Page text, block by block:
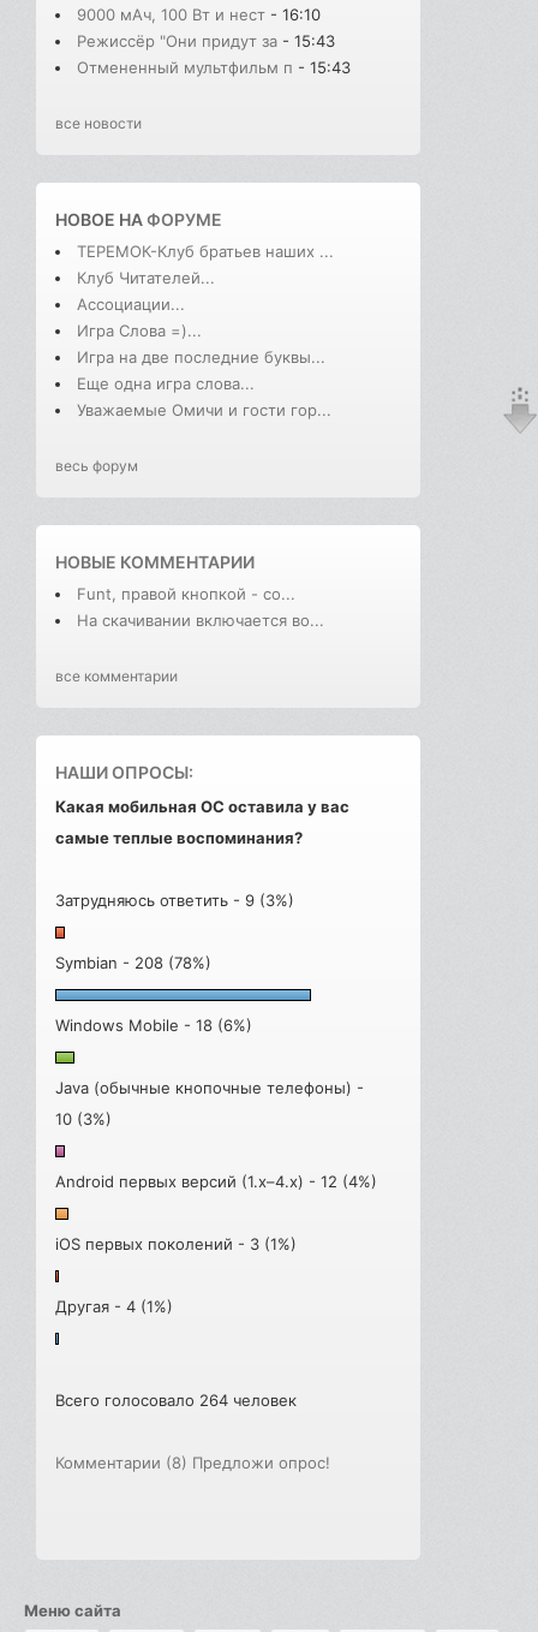
9000 мАч, 100 Вт и нест - 16:10
Режиссёр "Они придут за - 15:43
Отмененный мультфильм п - 15:43
все новости
НОВОЕ НАФОРУМЕ
ТЕРЕМОК-Клуб братьев наших ...
Клуб Читателей...
Ассоциации...
Игра Слова =)...
Игра на две последние буквы...
Еще одна игра слова...
Уважаемые Омичи и гости гор...
весь форум
НОВЫЕ КОММЕНТАРИИ
Funt, правой кнопкой - со...
На скачивании включается во...
все комментарии
НАШИ ОПРОСЫ:
Какая мобильная ОС оставила у вас
самые теплые воспоминания?
Затрудняюсь ответить - 9 (3%)
Symbian - 208 (78%)
Windows Mobile - 18 (6%)
Java (обычные кнопочные телефоны) -
10 (3%)
Android первых версий (1.x–4.x) - 12 (4%)
iOS первых поколений - 3 (1%)
Другая - 4 (1%)
Всего голосовало 264 человек
Комментарии (8) Предложи опрос!
Меню сайта